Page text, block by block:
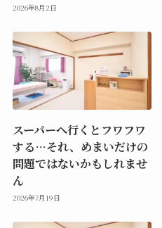
2026年8月2日
スーパーへ行くとフワフワ
する…それ、めまいだけの
問題ではないかもしれませ
ん
2026年7月19日